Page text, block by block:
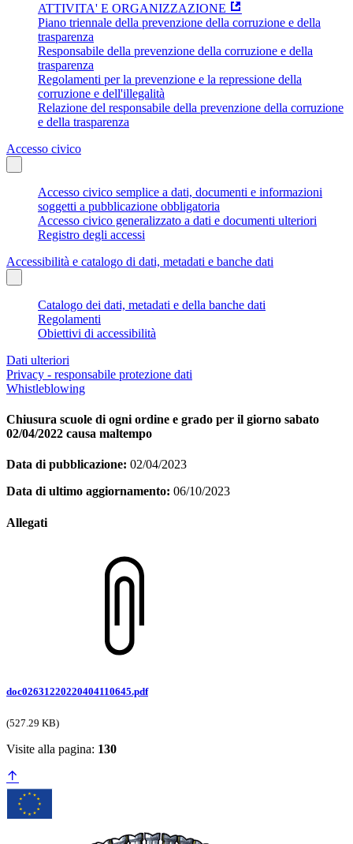
ATTIVITA' E ORGANIZZAZIONE
Piano triennale della prevenzione della corruzione e della
trasparenza
Responsabile della prevenzione della corruzione e della
trasparenza
Regolamenti per la prevenzione e la repressione della
corruzione e dell'illegalità
Relazione del responsabile della prevenzione della corruzione
e della trasparenza
Accesso civico
Accesso civico semplice a dati, documenti e informazioni
soggetti a pubblicazione obbligatoria
Accesso civico generalizzato a dati e documenti ulteriori
Registro degli accessi
Accessibilità e catalogo di dati, metadati e banche dati
Catalogo dei dati, metadati e della banche dati
Regolamenti
Obiettivi di accessibilità
Dati ulteriori
Privacy - responsabile protezione dati
Whistleblowing
Chiusura scuole di ogni ordine e grado per il giorno sabato
02/04/2022 causa maltempo
Data di pubblicazione: 02/04/2023
Data di ultimo aggiornamento: 06/10/2023
Allegati
doc02631220220404110645.pdf
(527.29 KB)
Visite alla pagina: 130